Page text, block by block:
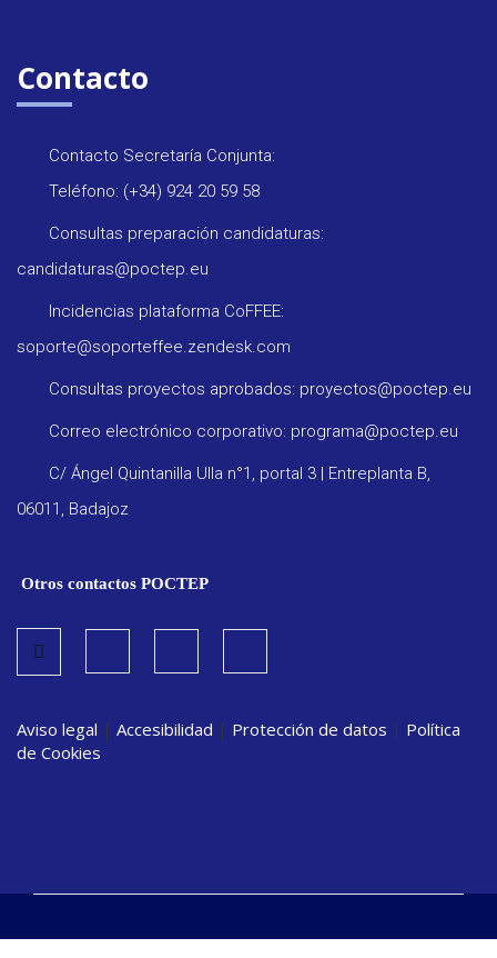
Contacto
Contacto Secretaría Conjunta:
Teléfono: (+34) 924 20 59 58
Consultas preparación candidaturas:
candidaturas@poctep.eu
Incidencias plataforma CoFFEE:
soporte@soporteffee.zendesk.com
Consultas proyectos aprobados: proyectos@poctep.eu
Correo electrónico corporativo: programa@poctep.eu
C/ Ángel Quintanilla Ulla n°1, portal 3 | Entreplanta B,
06011, Badajoz
Otros contactos POCTEP
Aviso legal | Accesibilidad | Protección de datos | Política
de Cookies